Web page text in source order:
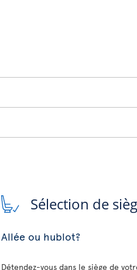
Sélection de
Allée ou hublot?
Détendez-vous dans le siège de